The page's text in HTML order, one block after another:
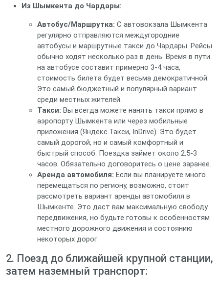
Из Шымкента до Чардары:
Автобус/Маршрутка: С автовокзала Шымкента
регулярно отправляются междугородние
автобусы и маршрутные такси до Чардары. Рейсы
обычно ходят несколько раз в день. Время в пути
на автобусе составит примерно 3-4 часа,
стоимость билета будет весьма демократичной.
Это самый бюджетный и популярный вариант
среди местных жителей.
Такси: Вы всегда можете нанять такси прямо в
аэропорту Шымкента или через мобильные
приложения (Яндекс.Такси, InDrive). Это будет
самый дорогой, но и самый комфортный и
быстрый способ. Поездка займет около 2.5-3
часов. Обязательно договоритесь о цене заранее.
Аренда автомобиля: Если вы планируете много
перемещаться по региону, возможно, стоит
рассмотреть вариант аренды автомобиля в
Шымкенте. Это даст вам максимальную свободу
передвижения, но будьте готовы к особенностям
местного дорожного движения и состоянию
некоторых дорог.
2. Поезд до ближайшей крупной станции,
затем наземный транспорт: